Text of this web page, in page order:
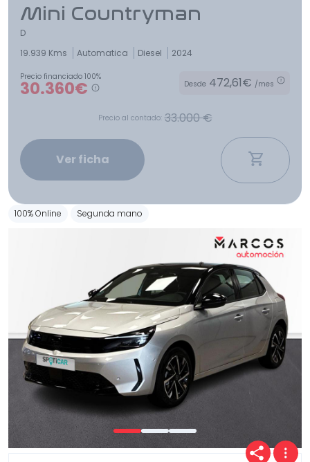
Mini Countryman
D
19.939 Kms
Automatica Diesel 2024
Precio financiado 100%
30.360€ Desde 472,61€ /mes
Precio al contado: 33.000 €
Ver ficha
100% Online Segunda mano